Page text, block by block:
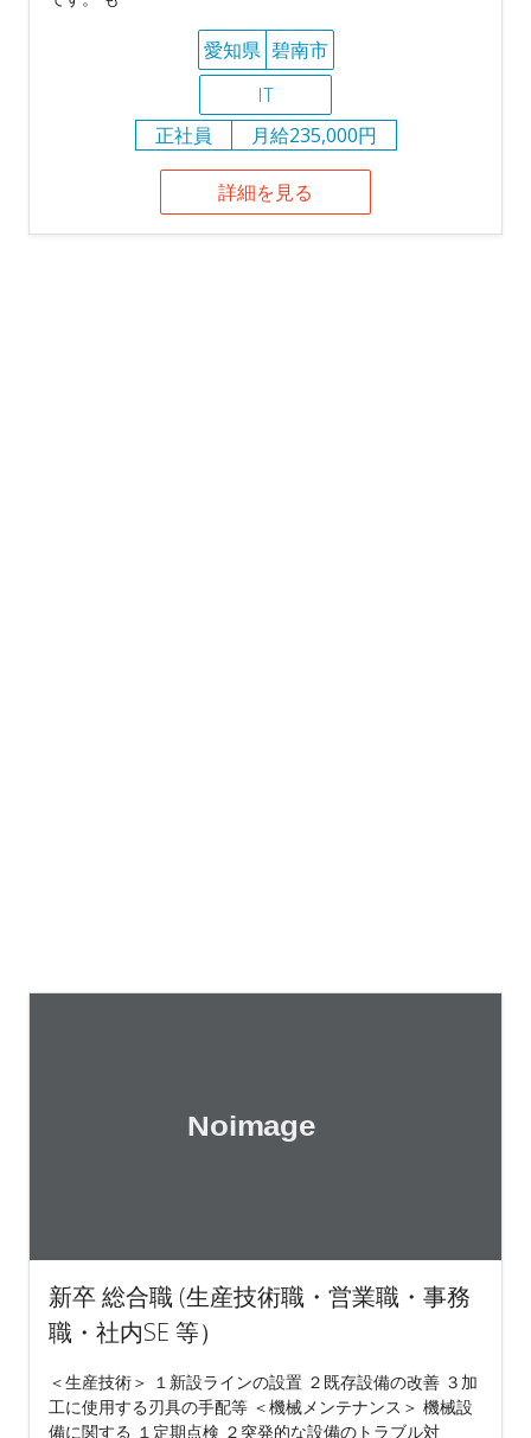
愛知県 碧南市
IT
正社員
月給235,000円
詳細を見る
新卒 総合職 (生産技術職・営業職・事務
職・社内SE 等）
＜生産技術＞ １新設ラインの設置 ２既存設備の改善 ３加
工に使用する刃具の手配等 ＜機械メンテナンス＞ 機械設
備に関する １定期点検 ２突発的な設備のトラブル対